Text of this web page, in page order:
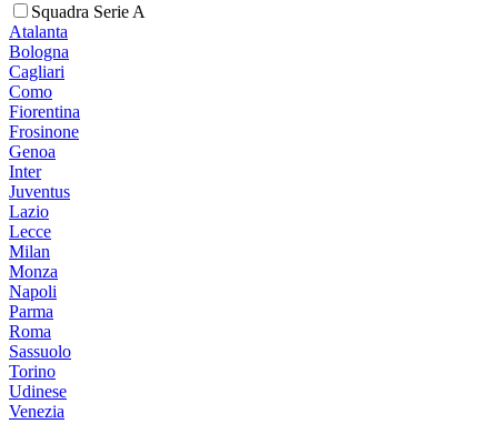
Squadra Serie A
Atalanta
Bologna
Cagliari
Como
Fiorentina
Frosinone
Genoa
Inter
Juventus
Lazio
Lecce
Milan
Monza
Napoli
Parma
Roma
Sassuolo
Torino
Udinese
Venezia